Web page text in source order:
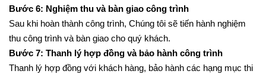
Bước 6: Nghiệm thu và bàn giao công trình
Sau khi hoàn thành công trình, Chúng tôi sẽ tiến hành nghiệm
thu công trình và bàn giao cho quý khách.
Bước 7: Thanh lý hợp đồng và bảo hành công trình
Thanh lý hợp đồng với khách hàng, bảo hành các hạng mục thi